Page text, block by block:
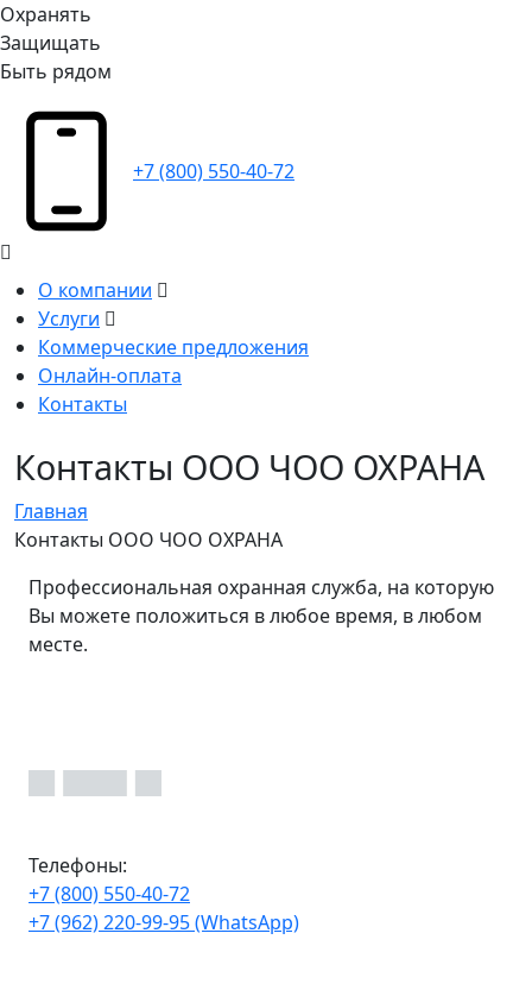
Охранять
Защищать
Быть рядом
+7 (800) 550-40-72
О компании
Услуги
Коммерческие предложения
Онлайн-оплата
Контакты
Контакты ООО ЧОО ОХРАНА
Главная
Контакты ООО ЧОО ОХРАНА
Профессиональная охранная служба, на которую
Вы можете положиться в любое время, в любом
месте.
Телефоны:
+7 (800) 550-40-72
+7 (962) 220-99-95 (WhatsApp)